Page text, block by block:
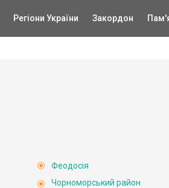
Регіони України Закордон
Феодосія
Чорноморський район